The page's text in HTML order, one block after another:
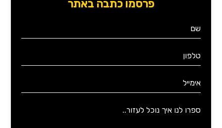
פרסמו כתבה באתר